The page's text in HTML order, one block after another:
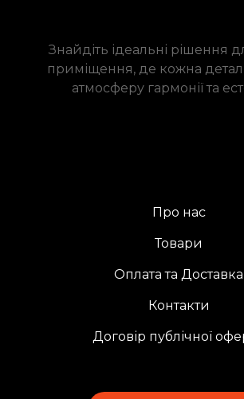
Знайдіть ідеальні рішення
приміщення, де кожна
атмосферу гармонії та
Про нас
Товари
Оплата та Доставка
Контакти
Договір публічної